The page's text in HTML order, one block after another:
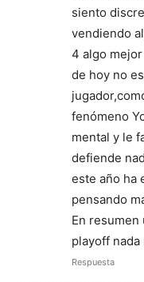
siento
vendiendo
4 algo
de hoy no
fenómeno
mental y le
defiende
este año ha
pensando
En
playoff nada
Respuesta